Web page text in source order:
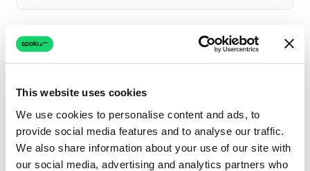
This website uses cookies
We use cookies to personalise content and ads, to
provide social media features and to analyse our traffic.
We also share information about your use of our site with
our social media, advertising and analytics partners who
Articoli Correlati
Come Aumentare le
Conversioni con le
Messaging Ads sui Social
Media
Media e Intrattenimento
Meta Ads
No-Profit